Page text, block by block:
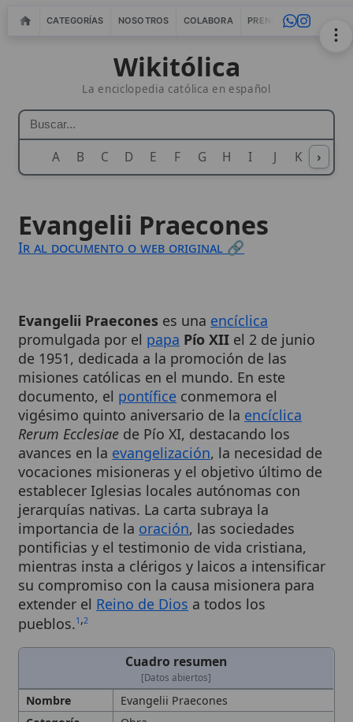
CATEGORÍAS NOSOTROS COLABORA PRENSA WEBMASTERS
Wikitólica
La enciclopedia católica en español
A B C D E F G H I J K L M
›
Ir al documento o web original 🔗
de 1951, dedicada a la promoción de las
misiones católicas en el mundo. En este
documento, elpontíficeconmemora el
vigésimo quinto aniversario de laencíclica
Rerum Ecclesiaede Pío XI, destacando los
avances en laevangelización, la necesidad de
vocaciones misioneras y el objetivo último de
establecer Iglesias locales autónomas con
jerarquías nativas. La carta subraya la
importancia de laoración , las sociedades
pontificias y el testimonio de vida cristiana,
mientras insta a clérigos y laicos a intensificar
su compromiso con la causa misionera para
extender el Reino de Diosa todos los
pueblos.1,2
Cuadro resumen
Obra
Posguerra, descolonización y
expansión delcomunismo
Autor
Pío XII